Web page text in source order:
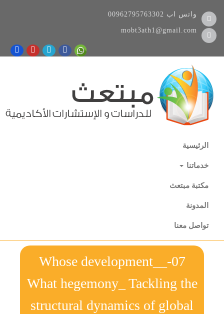
00962795763302 واتس اب
mobt3ath1@gmail.com
الرئيسية
خدماتنا
مكتبة مبتعث
المدونة
تواصل معنا
07-_Whose development_
What hegemony_ Tackling the
structural dynamics of global